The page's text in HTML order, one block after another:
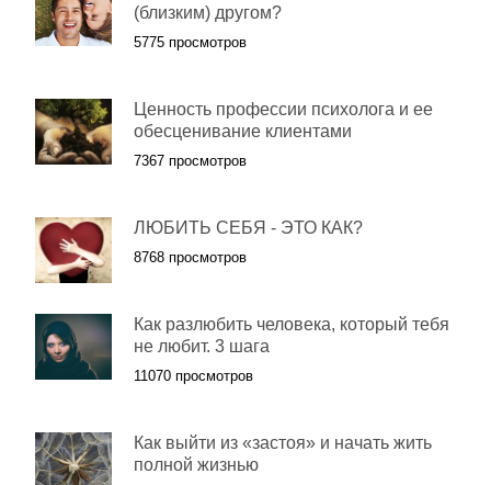
(близким) другом?
5775 просмотров
Ценность профессии психолога и ее
обесценивание клиентами
7367 просмотров
ЛЮБИТЬ СЕБЯ - ЭТО КАК?
8768 просмотров
Как разлюбить человека, который тебя
не любит. 3 шага
11070 просмотров
Как выйти из «застоя» и начать жить
полной жизнью